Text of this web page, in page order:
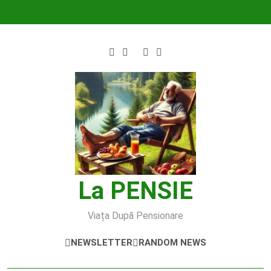
La PENSIE
Viața După Pensionare
NEWSLETTER RANDOM NEWS